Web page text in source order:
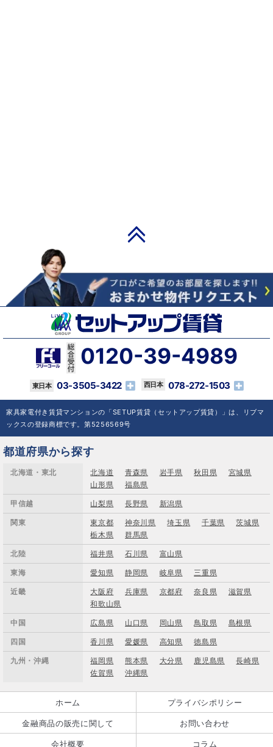
0120-39-4989
03-3505-3422 078-272-1503
家具家電付き賃貸マンションの「SETUP賃貸（セットアップ賃貸）」は、リブマ
ックスの登録商標です。第5256569号
都道府県から探す
北海道・東北 北海道 青森県 岩手県 秋田県
宮城県
山形県
福島県
甲信越 山梨県 長野県 新潟県
関東 東京都 神奈川県 埼玉県 千葉県
茨城県
栃木県
群馬県
北陸 福井県 石川県 富山県
東海 愛知県 静岡県 岐阜県 三重県
近畿 大阪府 兵庫県 京都府 奈良県
滋賀県
和歌山県
中国 広島県 山口県 岡山県 鳥取県 島根県
四国 香川県 愛媛県 高知県 徳島県
九州・沖縄 福岡県 熊本県 大分県 鹿児島県
長崎県
佐賀県
沖縄県
ホーム プライバシポリシー
金融商品の販売に関して お問い合わせ
会社概要 コラム